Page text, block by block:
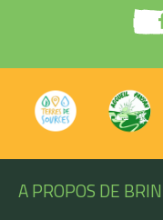
A PROPOS DE